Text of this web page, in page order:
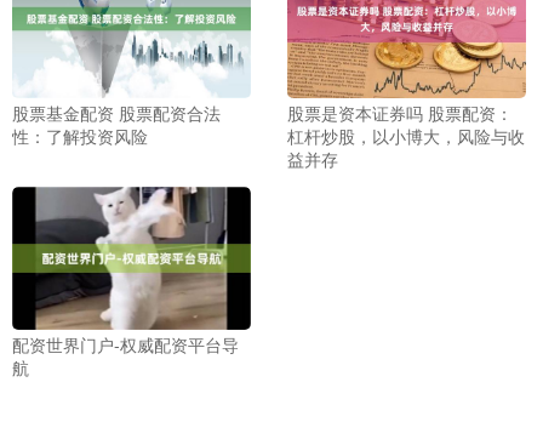
股票基金配资 股票配资合法
性：了解投资风险
股票是资本证券吗 股票配资：
杠杆炒股，以小博大，风险与收
益并存
配资世界门户-权威配资平台导
航